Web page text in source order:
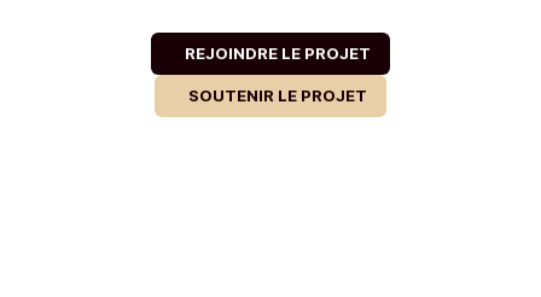
REJOINDRE LE PROJET
SOUTENIR LE PROJET